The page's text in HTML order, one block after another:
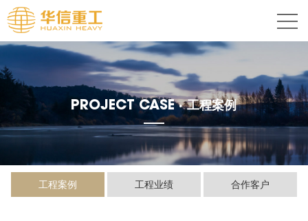
PROJECT CASE ·工程案例
工程案例 工程业绩 合作客户